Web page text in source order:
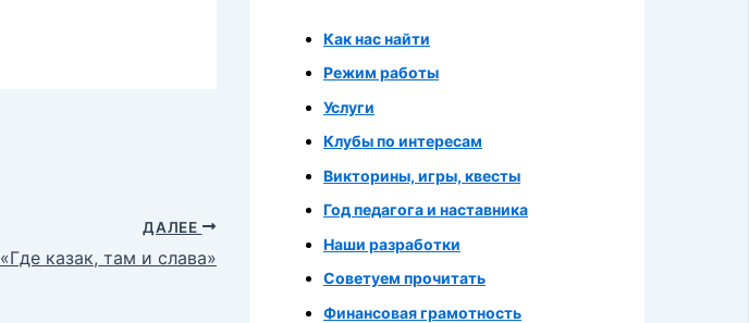
ДАЛЕЕ
«Где казак, там и слава»
Как нас найти
Режим работы
Услуги
Клубы по интересам
Викторины, игры, квесты
Год педагога и наставника
Наши разработки
Советуем прочитать
Финансовая грамотность